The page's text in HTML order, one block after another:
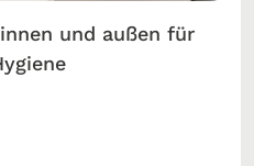
und außen für